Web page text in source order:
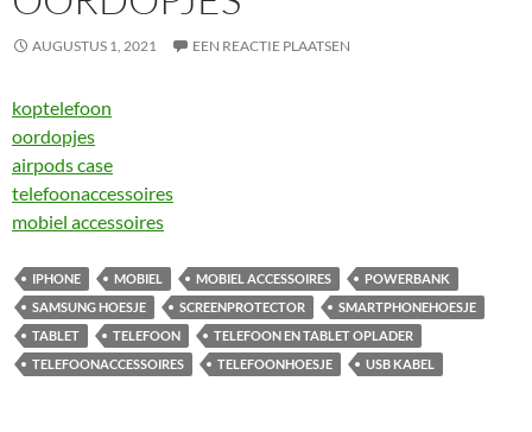
AUGUSTUS 1, 2021 EEN REACTIE PLAATSEN
koptelefoon
oordopjes
airpods case
telefoonaccessoires
mobiel accessoires
IPHONE MOBIEL MOBIEL ACCESSOIRES
POWERBANK
SAMSUNG HOESJE
SCREENPROTECTOR
SMARTPHONEHOESJE
TABLET
TELEFOON
TELEFOON EN TABLET OPLADER
TELEFOONACCESSOIRES
TELEFOONHOESJE USB KABEL